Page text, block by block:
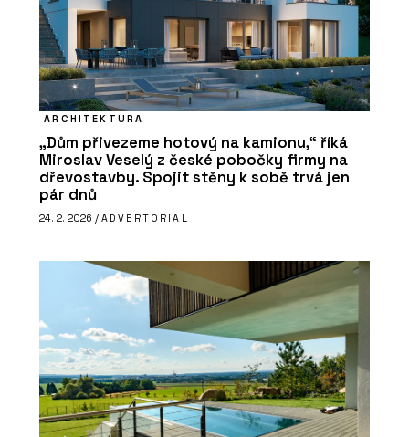
ARCHITEKTURA
„Dům přivezeme hotový na kamionu,“ říká
Miroslav Veselý z české pobočky firmy na
dřevostavby. Spojit stěny k sobě trvá jen
pár dnů
24. 2. 2026 / ADVERTORIAL